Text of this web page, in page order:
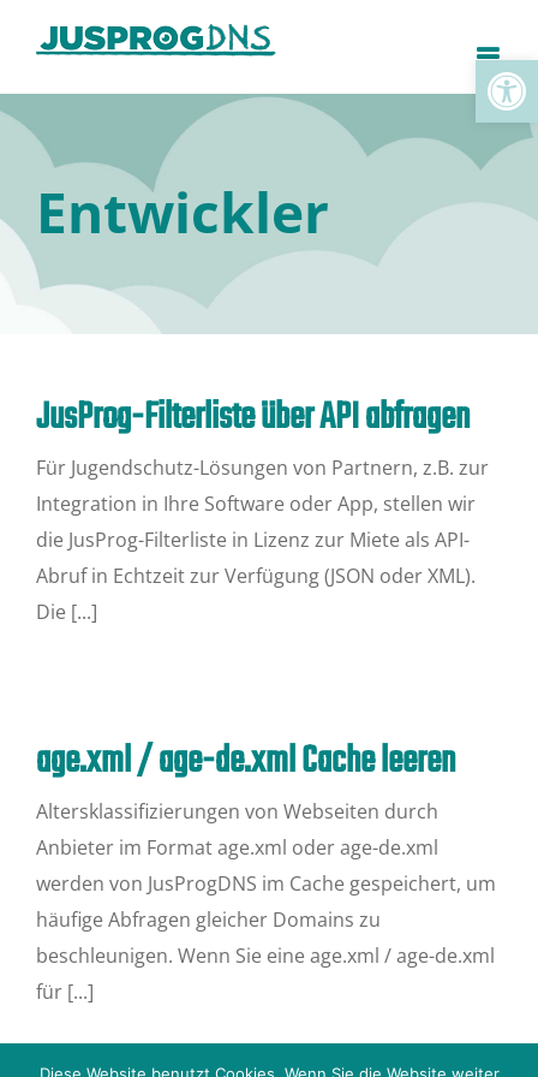
Inhalt
springen
Entwickler
JusProg-Filterliste über API abfragen
Für Jugendschutz-Lösungen von Partnern, z.B. zur
Integration in Ihre Software oder App, stellen wir
die JusProg-Filterliste in Lizenz zur Miete als API-
Abruf in Echtzeit zur Verfügung (JSON oder XML).
Die [...]
age.xml / age-de.xml Cache leeren
Altersklassifizierungen von Webseiten durch
Anbieter im Format age.xml oder age-de.xml
werden von JusProgDNS im Cache gespeichert, um
häufige Abfragen gleicher Domains zu
beschleunigen. Wenn Sie eine age.xml / age-de.xml
für [...]